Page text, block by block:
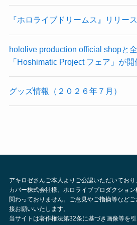
『ホロライブドリームス』リリー
hololive production official shopと
「Hoshimatic Project フェア」が開
グッズ情報（２０２６年７月）
アキロゼさんご本人よりご公認いただいてお
カバー株式会社様、ホロライブプロダクショ
関わっておりません。ご意見やご指摘等など
接お願いいたします。
当サイトは著作権法第32条に基づき画像等を